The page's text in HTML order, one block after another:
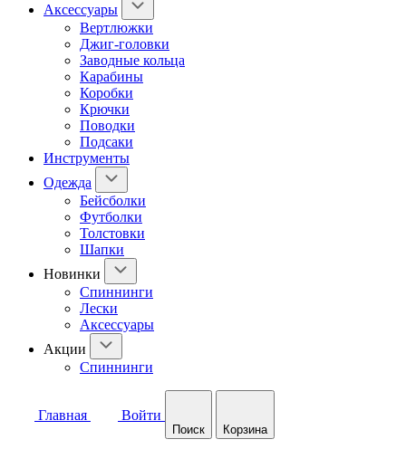
Аксессуары
Вертлюжки
Джиг-головки
Заводные кольца
Карабины
Коробки
Крючки
Поводки
Подсаки
Инструменты
Одежда
Бейсболки
Футболки
Толстовки
Шапки
Новинки
Спиннинги
Лески
Аксессуары
Акции
Спиннинги
Главная Войти
Поиск Корзина